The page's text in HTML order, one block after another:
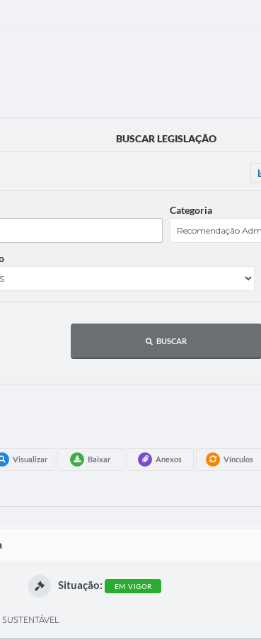
BUSCAR LEGISLAÇÃO
Categoria
BUSCAR
Visualizar Baixar Anexos Vínculos
Situação: EM VIGOR